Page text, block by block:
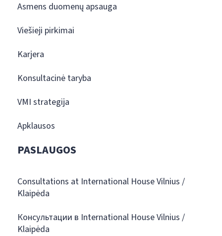
Asmens duomenų apsauga
Viešieji pirkimai
Karjera
Konsultacinė taryba
VMI strategija
Apklausos
PASLAUGOS
Consultations at International House Vilnius /
Klaipėda
Консультации в International House Vilnius /
Klaipėda